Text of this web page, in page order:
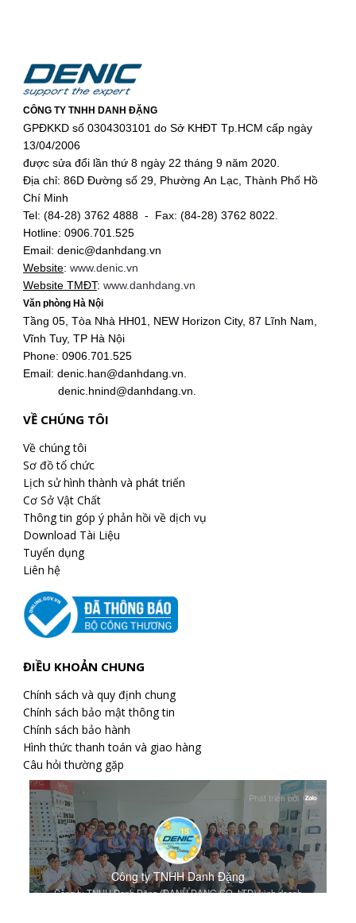
CÔNG TY TNHH DANH ĐẶNG
GPĐKKD số 0304303101 do Sở KHĐT Tp.HCM cấp ngày
13/04/2006
được sửa đổi lần thứ 8 ngày 22 tháng 9 năm 2020.
Địa chỉ: 86D Đường số 29, Phường An Lạc, Thành Phố Hồ
Chí Minh
Tel: (84-28) 3762 4888 - Fax: (84-28) 3762 8022.
Hotline: 0906.701.525
Email: denic@danhdang.vn
Website: www.denic.vn
Website TMĐT: www.danhdang.vn
Văn phòng Hà Nội
Tầng 05, Tòa Nhà HH01, NEW Horizon City, 87 Lĩnh Nam,
Vĩnh Tuy, TP Hà Nội
Phone: 0906.701.525
Email: denic.han@danhdang.vn.
denic.hnind@danhdang.vn.
VỀ CHÚNG TÔI
Về chúng tôi
Sơ đồ tổ chức
Lịch sử hình thành và phát triển
Cơ Sở Vật Chất
Thông tin góp ý phản hồi về dịch vụ
Download Tài Liệu
Tuyển dụng
Liên hệ
ĐIỀU KHOẢN CHUNG
Chính sách và quy định chung
Chính sách bảo mật thông tin
Chính sách bảo hành
Hình thức thanh toán và giao hàng
Câu hỏi thường gặp